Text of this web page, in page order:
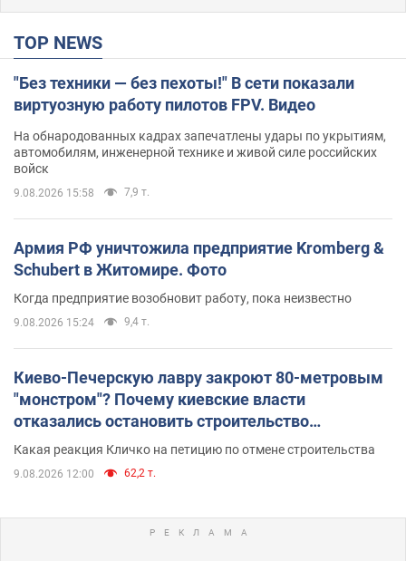
TOP NEWS
"Без техники — без пехоты!" В сети показали
виртуозную работу пилотов FPV. Видео
На обнародованных кадрах запечатлены удары по укрытиям,
автомобилям, инженерной технике и живой силе российских
войск
9.08.2026 15:58 7,9 т.
Армия РФ уничтожила предприятие Kromberg &
Schubert в Житомире. Фото
Когда предприятие возобновит работу, пока неизвестно
9.08.2026 15:24 9,4 т.
Киево-Печерскую лавру закроют 80-метровым
"монстром"? Почему киевские власти
отказались остановить строительство
небоскреба "московского верующего"
Какая реакция Кличко на петицию по отмене строительства
9.08.2026 12:00 62,2 т.